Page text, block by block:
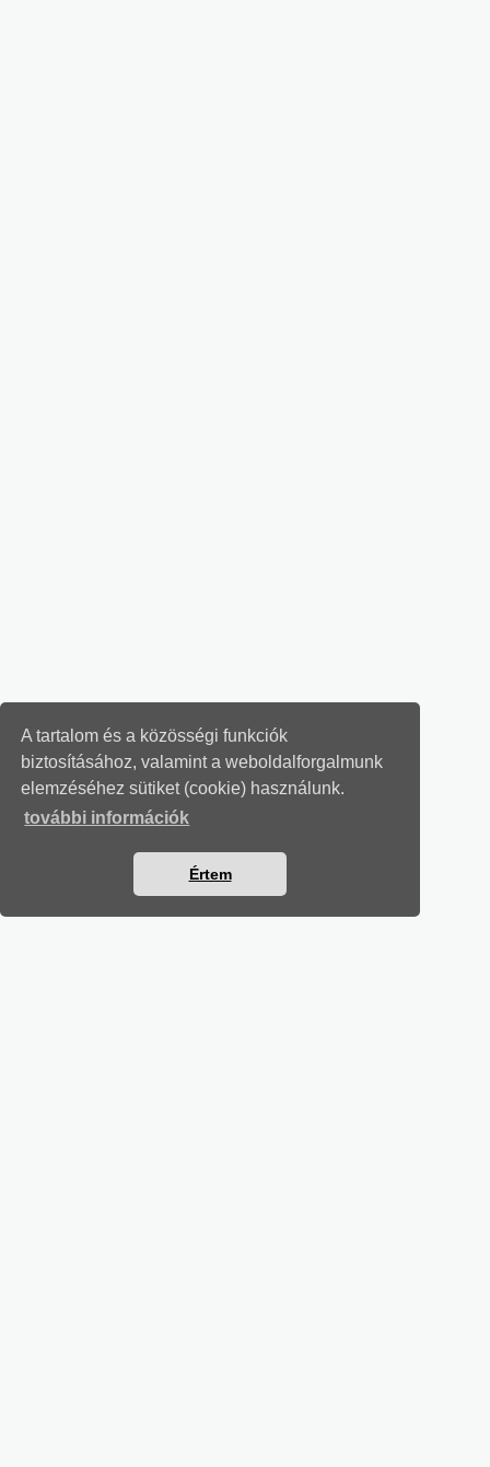
A tartalom és a közösségi funkciók
biztosításához, valamint a weboldalforgalmunk
elemzéséhez sütiket (cookie) használunk.
további információk
Értem